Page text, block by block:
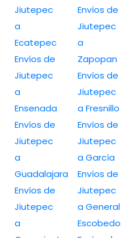
Jiutepec
a
Ecatepec
Envíos de
Jiutepec
a
Ensenada
Envíos de
Jiutepec
a
Guadalajara
Envíos de
Jiutepec
a
Envíos de
Jiutepec
a
Zapopan
Envíos de
Jiutepec
a Fresnillo
Envíos de
Jiutepec
a García
Envíos de
Jiutepec
a General
Escobedo